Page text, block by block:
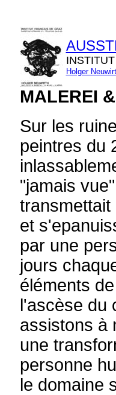
Holger
MALEREI
Sur les
peintres du
"jamais
et
par une
jours
éléments
l'ascèse du
assistons à
une
personne
le domaine